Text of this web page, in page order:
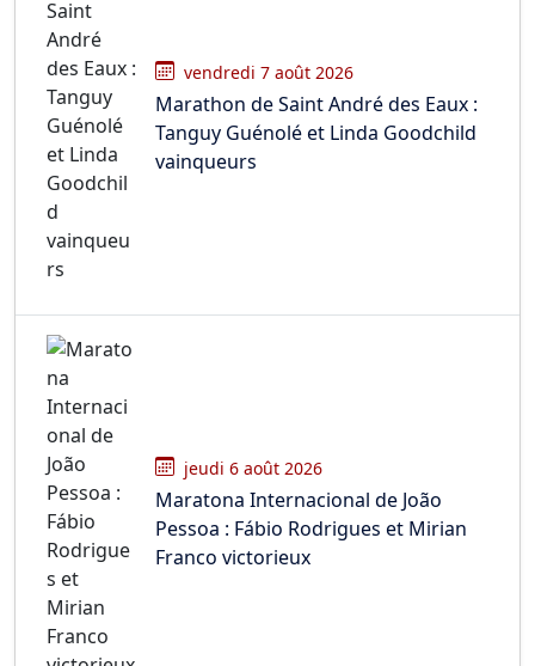
vendredi 7 août 2026
Marathon de Saint André des Eaux :
Tanguy Guénolé et Linda Goodchild
vainqueurs
jeudi 6 août 2026
Maratona Internacional de João
Pessoa : Fábio Rodrigues et Mirian
Franco victorieux